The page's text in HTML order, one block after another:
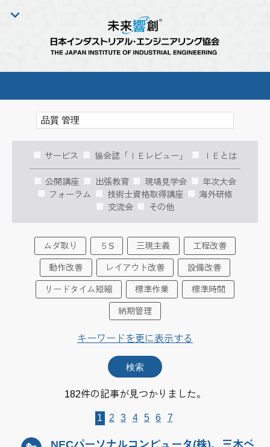
サービス 協会誌「ＩＥレビュー」 ＩＥとは
公開講座 出張教育 現場見学会
年次大会
フォーラム
技術士資格取得講座
海外研修
交流会
その他
ムダ取り ５S 三現主義 工程改善
動作改善 レイアウト改善 設備改善
リードタイム短縮 標準作業 標準時間
納期管理
キーワードを更に表示する
182件の記事が見つかりました。
1 2 3 4 5 6 7
NECパーソナルコンピュータ(株)、三木ベ